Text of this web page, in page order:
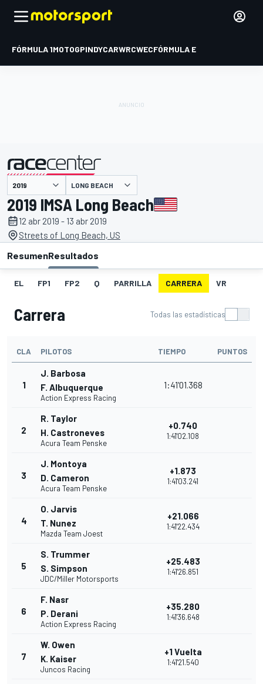
FÓRMULA 1MOTOGPINDYCARWRCWECFÓRMULA E
presentado por LONG BEACH
2019 IMSA Long Beach
12 abr 2019 - 13 abr 2019
Streets of Long Beach, US
ResumenResultados
EL FP1 FP2 Q PARRILLA CARRERA VR
Carrera Todas las estadísticas
CLA PILOTOS TIEMPO PUNTOS
1
J. Barbosa
F. Albuquerque
Action Express Racing
1:41'01.368
2
R. Taylor
H. Castroneves
Acura Team Penske
+0.740
1:41'02.108
3
J. Montoya
D. Cameron
Acura Team Penske
+1.873
1:41'03.241
4
O. Jarvis
T. Nunez
Mazda Team Joest
+21.066
1:41'22.434
5
S. Trummer
S. Simpson
JDC/Miller Motorsports
+25.483
1:41'26.851
6
F. Nasr
P. Derani
Action Express Racing
+35.280
1:41'36.648
7
W. Owen
K. Kaiser
Juncos Racing
+1 Vuelta
1:41'21.540